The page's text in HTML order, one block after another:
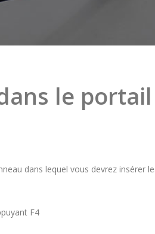
le portail
dans lequel vous devrez insérer
F4